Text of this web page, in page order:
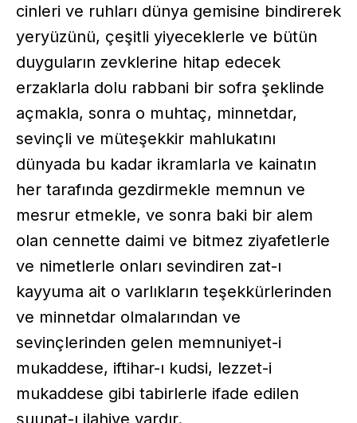
cinleri ve ruhları dünya gemisine bindirerek
yeryüzünü, çeşitli yiyeceklerle ve bütün
duyguların zevklerine hitap edecek
erzaklarla dolu rabbani bir sofra şeklinde
açmakla, sonra o muhtaç, minnetdar,
sevinçli ve müteşekkir mahlukatını
dünyada bu kadar ikramlarla ve kainatın
her tarafında gezdirmekle memnun ve
mesrur etmekle, ve sonra baki bir alem
olan cennette daimi ve bitmez ziyafetlerle
ve nimetlerle onları sevindiren zat-ı
kayyuma ait o varlıkların teşekkürlerinden
ve minnetdar olmalarından ve
sevinçlerinden gelen memnuniyet-i
mukaddese, iftihar-ı kudsi, lezzet-i
mukaddese gibi tabirlerle ifade edilen
şuunat-ı ilahiye vardır.